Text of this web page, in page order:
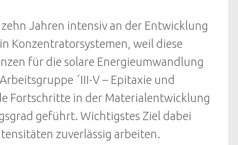
Jahren intensiv an der Entwicklung
Konzentratorsystemen, weil diese
für die solare Energieumwandlung
´III-V – Epitaxie und
Fortschritte in der Materialentwicklung
geführt. Wichtigstes Ziel dabei
zuverlässig arbeiten.